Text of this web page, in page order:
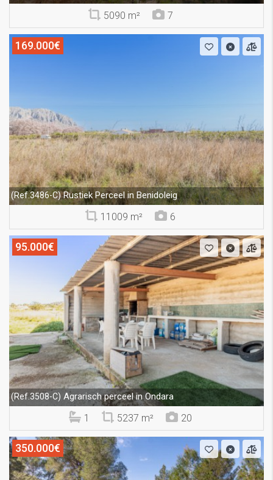
5090 m² 7
169.000€
(Ref.3486-C)Rustiek Perceel in Benidoleig
11009 m² 6
95.000€
(Ref.3508-C) Agrarisch perceel in Ondara
1 5237 m² 20
350.000€